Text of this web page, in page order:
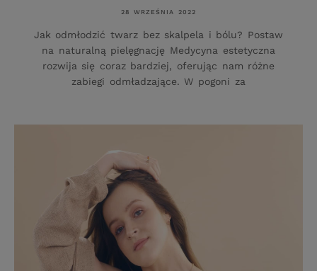
28 WRZEŚNIA 2022
Jak odmłodzić twarz bez skalpela i bólu? Postaw
na naturalną pielęgnację Medycyna estetyczna
rozwija się coraz bardziej, oferując nam różne
zabiegi odmładzające. W pogoni za